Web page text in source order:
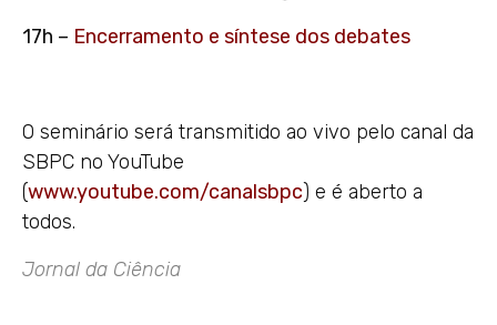
17h – Encerramento e síntese dos debates
O seminário será transmitido ao vivo pelo canal da
SBPC no YouTube
(www.youtube.com/canalsbpc) e é aberto a
todos.
Jornal da Ciência